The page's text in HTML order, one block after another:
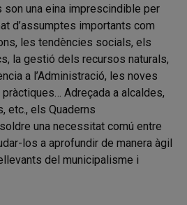
son una eina imprescindible per
d’assumptes importants com
les tendències socials, els
la gestió dels recursos naturals,
a l’Administració, les noves
Adreçada a alcaldes,
etc., els Quaderns
una necessitat comú entre
los a aprofundir de manera àgil
del municipalisme i